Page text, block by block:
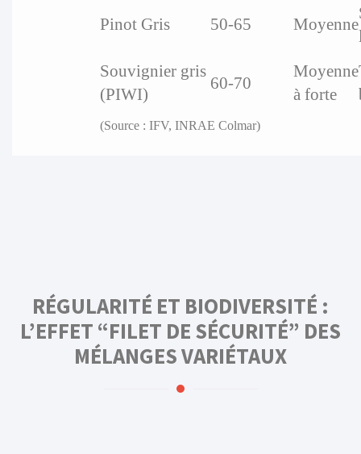
Pinot Gris
50-65 Moyenne
Souvignier gris
(PIWI)
60-70
Moyenne
à forte
(Source : IFV, INRAE Colmar)
RÉGULARITÉ ET BIODIVERSITÉ :
L’EFFET “FILET DE SÉCURITÉ” DES
MÉLANGES VARIÉTAUX